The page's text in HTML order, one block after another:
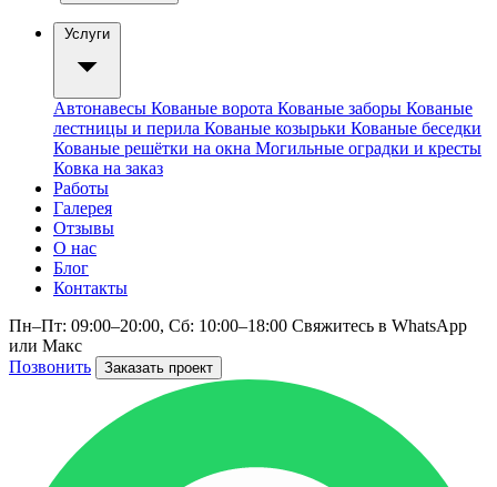
Услуги
Автонавесы Кованые ворота Кованые заборы Кованые
лестницы и перила Кованые козырьки Кованые беседки
Кованые решётки на окна Могильные оградки и кресты
Ковка на заказ
Работы
Галерея
Отзывы
О нас
Блог
Контакты
Пн–Пт: 09:00–20:00, Сб: 10:00–18:00 Свяжитесь в WhatsApp
или Макс
Позвонить
Заказать проект